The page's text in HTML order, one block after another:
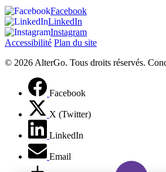
Facebook
LinkedIn
Instagram
Accessibilité Plan du site
© 2026 AlterGo. Tous droits réservés.
Facebook
X (Twitter)
LinkedIn
Email